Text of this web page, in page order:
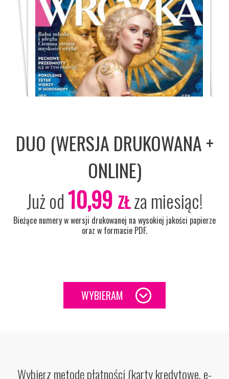
DUO (WERSJA DRUKOWANA +
ONLINE)
Już od10,99 ZŁza miesiąc!
Bieżące numery w wersji drukowanej na wysokiej jakości papierze
oraz w formacie PDF.
WYBIERAM
Wybierz metodę płatności (karty kredytowe, e-